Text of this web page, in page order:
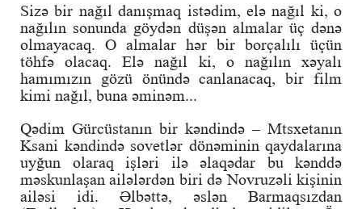
Sizə bir nağıl danışmaq istədim, elə nağıl ki, o
nağılın sonunda göydən düşən almalar üç dənə
olmayacaq. O almalar hər bir borçalılı üçün
töhfə olacaq. Elə nağıl ki, o nağılın xəyalı
hamımızın gözü önündə canlanacaq, bir film
kimi nağıl, buna əminəm...
Qədim Gürcüstanın bir kəndində – Mtsxetanın
Ksani kəndində sovetlər dönəminin qaydalarına
uyğun olaraq işləri ilə əlaqədar bu kənddə
məskunlaşan ailələrdən biri də Novruzəli kişinin
ailəsi idi. Əlbəttə, əslən Barmaqsızdan